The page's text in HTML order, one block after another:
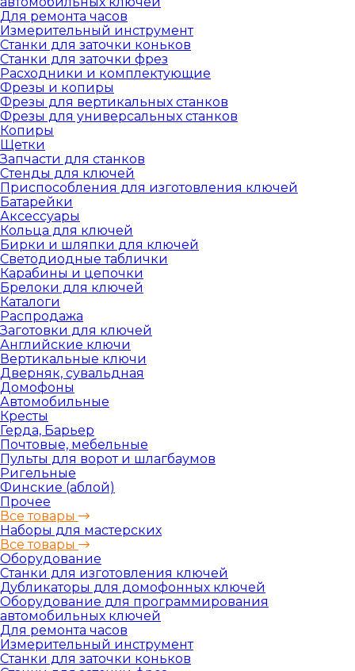
Для ремонта часов
Измерительный инструмент
Станки для заточки коньков
Станки для заточки фрез
Расходники и комплектующие
Фрезы и копиры
Фрезы для вертикальных станков
Фрезы для универсальных станков
Копиры
Щетки
Запчасти для станков
Стенды для ключей
Приспособления для изготовления ключей
Батарейки
Аксессуары
Кольца для ключей
Бирки и шляпки для ключей
Светодиодные таблички
Карабины и цепочки
Брелоки для ключей
Каталоги
Распродажа
Заготовки для ключей
Английские ключи
Вертикальные ключи
Дверняк, сувальдная
Домофоны
Автомобильные
Кресты
Герда, Барьер
Почтовые, мебельные
Пульты для ворот и шлагбаумов
Ригельные
Финские (аблой)
Прочее
Все товары
Наборы для мастерских
Все товары
Оборудование
Станки для изготовления ключей
Дубликаторы для домофонных ключей
Оборудование для программирования
автомобильных ключей
Для ремонта часов
Измерительный инструмент
Станки для заточки коньков